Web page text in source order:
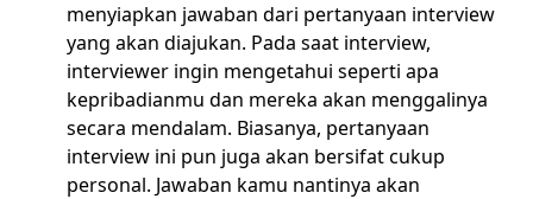
menyiapkan jawaban dari pertanyaan interview
yang akan diajukan. Pada saat interview,
interviewer ingin mengetahui seperti apa
kepribadianmu dan mereka akan menggalinya
secara mendalam. Biasanya, pertanyaan
interview ini pun juga akan bersifat cukup
personal. Jawaban kamu nantinya akan